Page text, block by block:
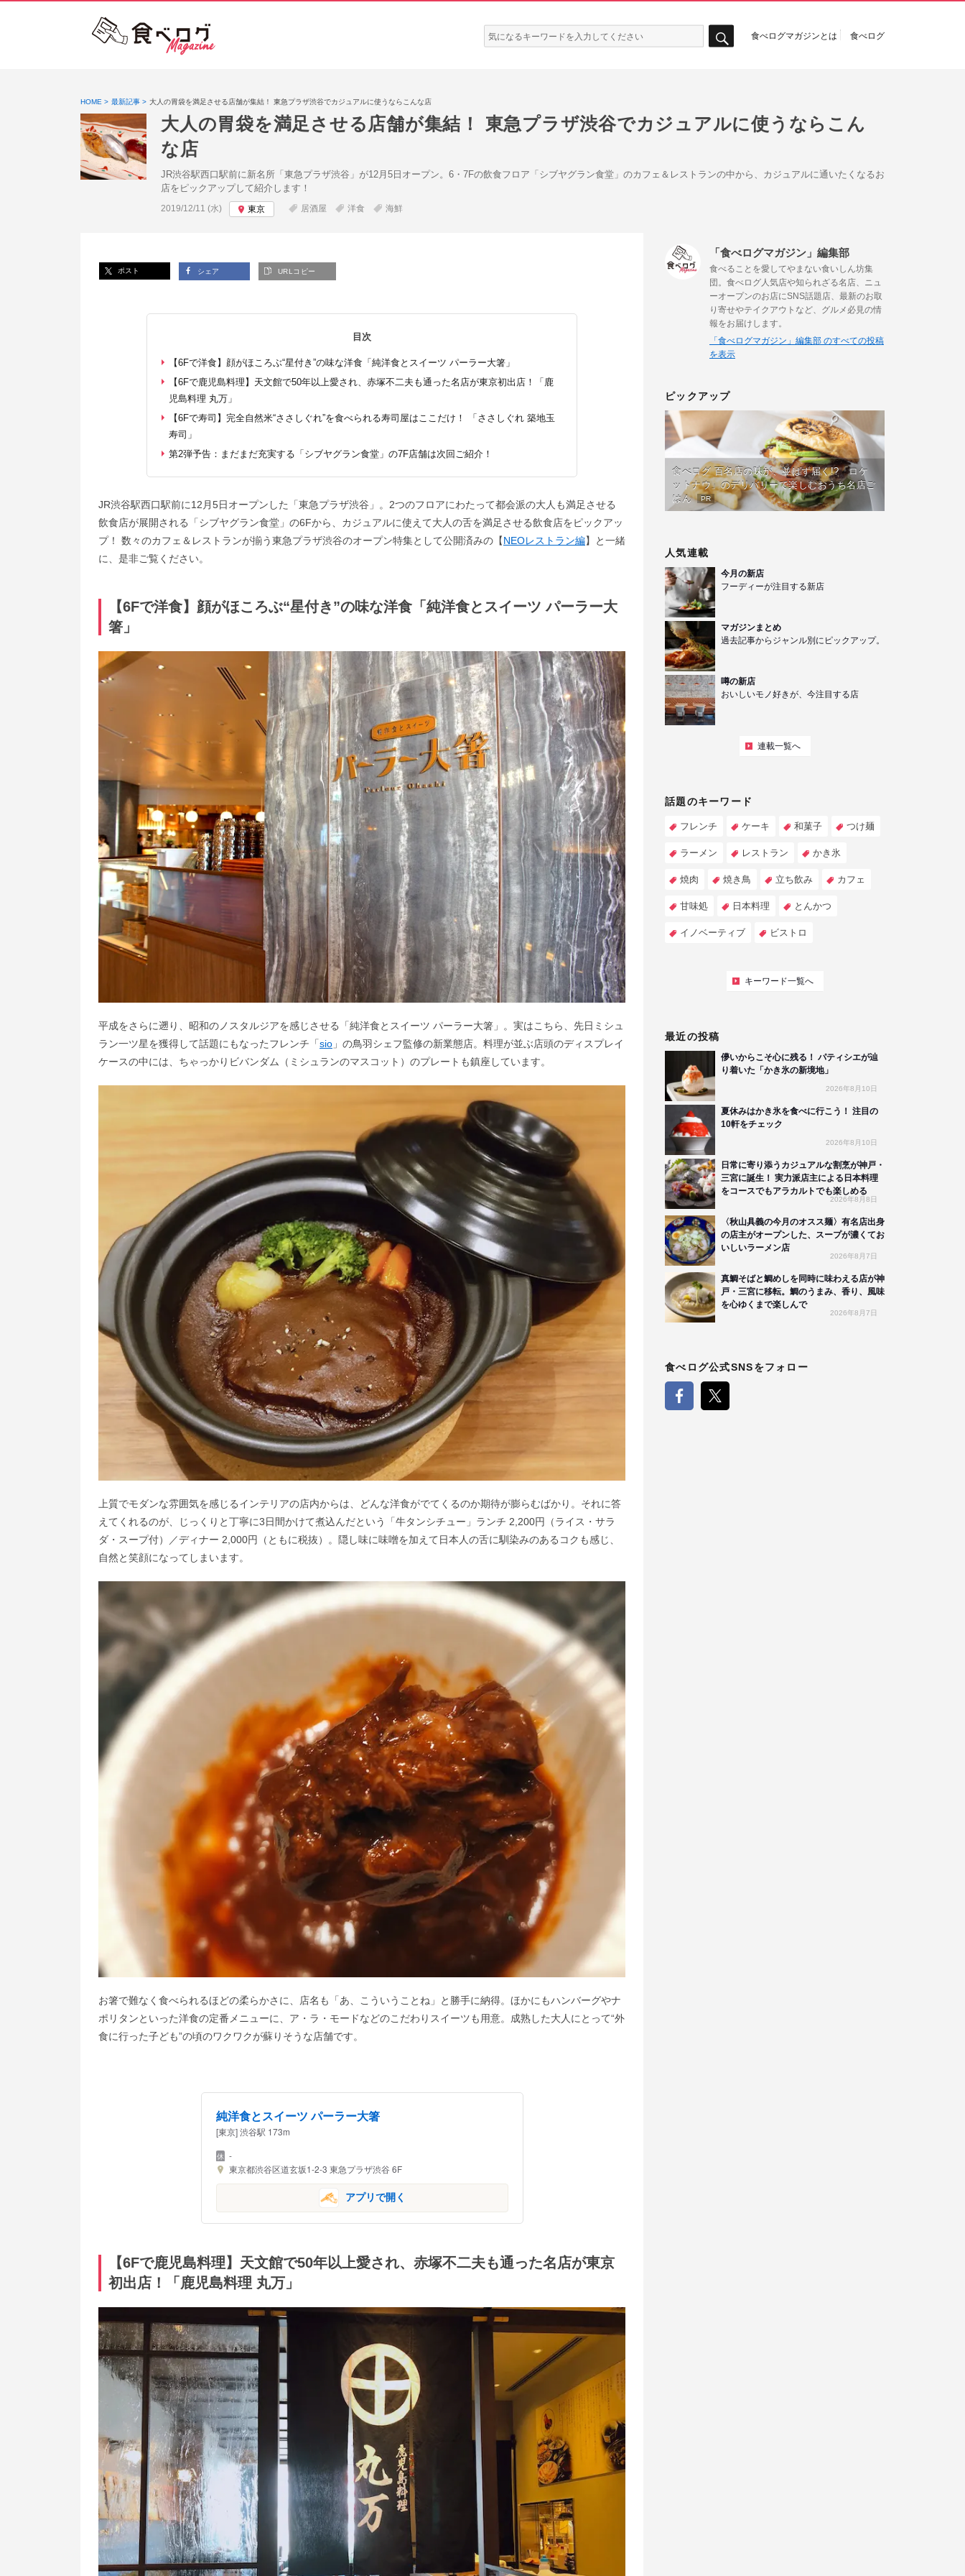
検
索:
食べログマガジンとは 食べログ
HOME 最新記事 大人の胃袋を満足させる店舗が集結！ 東急プラザ渋谷でカジュアルに使うならこんな店
大人の胃袋を満足させる店舗が集結！ 東急プラザ渋谷でカジュアルに使うならこん
な店
JR渋谷駅西口駅前に新名所「東急プラザ渋谷」が12月5日オープン。6・7Fの飲食フロア「シブヤグラン食堂」のカフェ＆レストランの中から、カジュアルに通いたくなるお
店をピックアップして紹介します！
投稿日:
2019/12/11 (水) 東京 居酒屋 洋食 海鮮
ポスト シェア URLコピー
目次
【6Fで洋食】顔がほころぶ“星付き”の味な洋食「純洋食とスイーツ パーラー大箸」
【6Fで鹿児島料理】天文館で50年以上愛され、赤塚不二夫も通った名店が東京初出店！「鹿
児島料理 丸万」
【6Fで寿司】完全自然米“ささしぐれ”を食べられる寿司屋はここだけ！ 「ささしぐれ 築地玉
寿司」
第2弾予告：まだまだ充実する「シブヤグラン食堂」の7F店舗は次回ご紹介！
JR渋谷駅西口駅前に12月5日オープンした「東急プラザ渋谷」。2つのフロアにわたって都会派の大人も満足させる
飲食店が展開される「シブヤグラン食堂」の6Fから、カジュアルに使えて大人の舌を満足させる飲食店をピックアッ
プ！ 数々のカフェ＆レストランが揃う東急プラザ渋谷のオープン特集として公開済みの【NEOレストラン編】と一緒
に、是非ご覧ください。
【6Fで洋食】顔がほころぶ“星付き”の味な洋食「純洋食とスイーツ パーラー大
箸」
平成をさらに遡り、昭和のノスタルジアを感じさせる「純洋食とスイーツ パーラー大箸」。実はこちら、先日ミシュ
ラン一ツ星を獲得して話題にもなったフレンチ「sio 」の鳥羽シェフ監修の新業態店。料理が並ぶ店頭のディスプレイ
ケースの中には、ちゃっかりビバンダム（ミシュランのマスコット）のプレートも鎮座しています。
上質でモダンな雰囲気を感じるインテリアの店内からは、どんな洋食がでてくるのか期待が膨らむばかり。それに答
えてくれるのが、じっくりと丁寧に3日間かけて煮込んだという「牛タンシチュー」ランチ 2,200円（ライス・サラ
ダ・スープ付）／ディナー 2,000円（ともに税抜）。隠し味に味噌を加えて日本人の舌に馴染みのあるコクも感じ、
自然と笑顔になってしまいます。
お箸で難なく食べられるほどの柔らかさに、店名も「あ、こういうことね」と勝手に納得。ほかにもハンバーグやナ
ポリタンといった洋食の定番メニューに、ア・ラ・モードなどのこだわりスイーツも用意。成熟した大人にとって“外
食に行った子ども”の頃のワクワクが蘇りそうな店舗です。
純洋食とスイーツ パーラー大箸
[東京] 渋谷駅 173m
-
東京都渋谷区道玄坂1-2-3 東急プラザ渋谷 6F
アプリで開く
【6Fで鹿児島料理】天文館で50年以上愛され、赤塚不二夫も通った名店が東京
初出店！「鹿児島料理 丸万」
「食べログマガジン」編集部
食べることを愛してやまない食いしん坊集
団。食べログ人気店や知られざる名店、ニュ
ーオープンのお店にSNS話題店、最新のお取
り寄せやテイクアウトなど、グルメ必見の情
報をお届けします。
「食べログマガジン」編集部 のすべての投稿
を表示
ピックアップ
食べログ 百名店の味が、並ばず届く!?「ロケ
ットナウ」のデリバリーで楽しむおうち名店ご
はん
PR
人気連載
今月の新店
フーディーが注目する新店
マガジンまとめ
過去記事からジャンル別にピックアップ。
噂の新店
おいしいモノ好きが、今注目する店
連載一覧へ
話題のキーワード
フレンチ ケーキ 和菓子 つけ麺
ラーメン レストラン かき氷
焼肉 焼き鳥 立ち飲み カフェ
甘味処 日本料理 とんかつ
イノベーティブ ビストロ
キーワード一覧へ
最近の投稿
儚いからこそ心に残る！ パティシエが辿
り着いた「かき氷の新境地」
2026年8月10日
夏休みはかき氷を食べに行こう！ 注目の
10軒をチェック
2026年8月10日
日常に寄り添うカジュアルな割烹が神戸・
三宮に誕生！ 実力派店主による日本料理
をコースでもアラカルトでも楽しめる
2026年8月8日
〈秋山具義の今月のオスス麺〉有名店出身
の店主がオープンした、スープが濃くてお
いしいラーメン店
2026年8月7日
真鯛そばと鯛めしを同時に味わえる店が神
戸・三宮に移転。鯛のうまみ、香り、風味
を心ゆくまで楽しんで
2026年8月7日
食べログ公式SNSをフォロー